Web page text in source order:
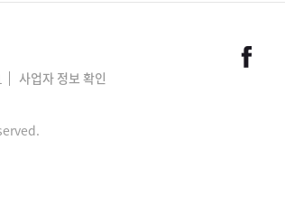
사업자 정보 확인